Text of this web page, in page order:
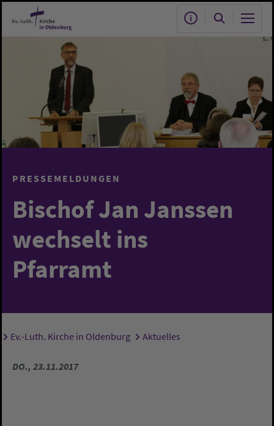
Zum Hauptinhalt springen
PRESSEMELDUNGEN
Bischof Jan Janssen
wechselt ins
Pfarramt
Sie sind hier:
Ev.-Luth. Kirche in Oldenburg Aktuelles
DO., 23.11.2017